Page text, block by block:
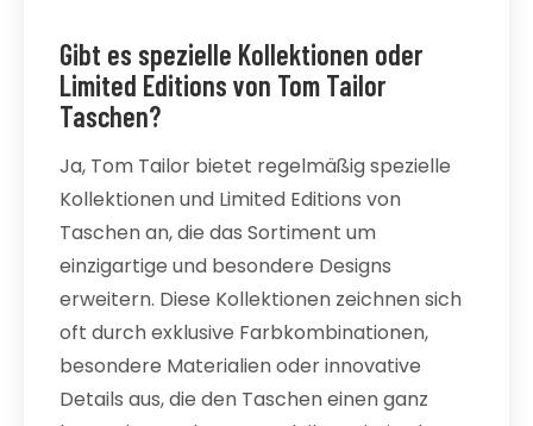
Gibt es spezielle Kollektionen oder
Limited Editions von Tom Tailor
Taschen?
Ja, Tom Tailor bietet regelmäßig spezielle
Kollektionen und Limited Editions von
Taschen an, die das Sortiment um
einzigartige und besondere Designs
erweitern. Diese Kollektionen zeichnen sich
oft durch exklusive Farbkombinationen,
besondere Materialien oder innovative
Details aus, die den Taschen einen ganz